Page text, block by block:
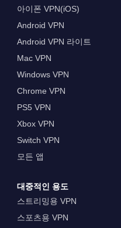
아이폰 VPN(iOS)
Android VPN
Android VPN 라이트
Mac VPN
Windows VPN
Chrome VPN
PS5 VPN
Xbox VPN
Switch VPN
모든 앱
대중적인 용도
스트리밍용 VPN
스포츠용 VPN